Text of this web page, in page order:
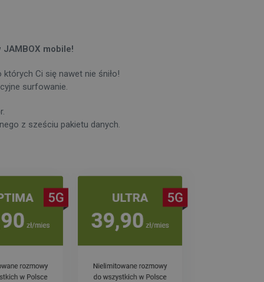
JAMBOX mobile!
Ci się nawet nie śniło!
surfowanie.
z sześciu pakietu danych.